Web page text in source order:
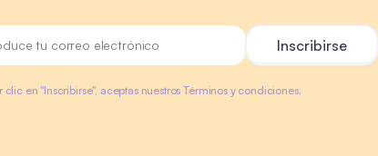
clic en "Inscribirse", aceptas nuestros Términos y condiciones.